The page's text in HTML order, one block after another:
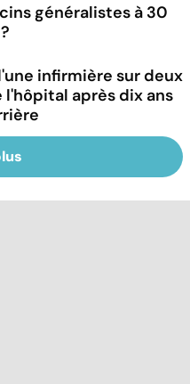
généralistes à 30
infirmière sur deux
après dix ans